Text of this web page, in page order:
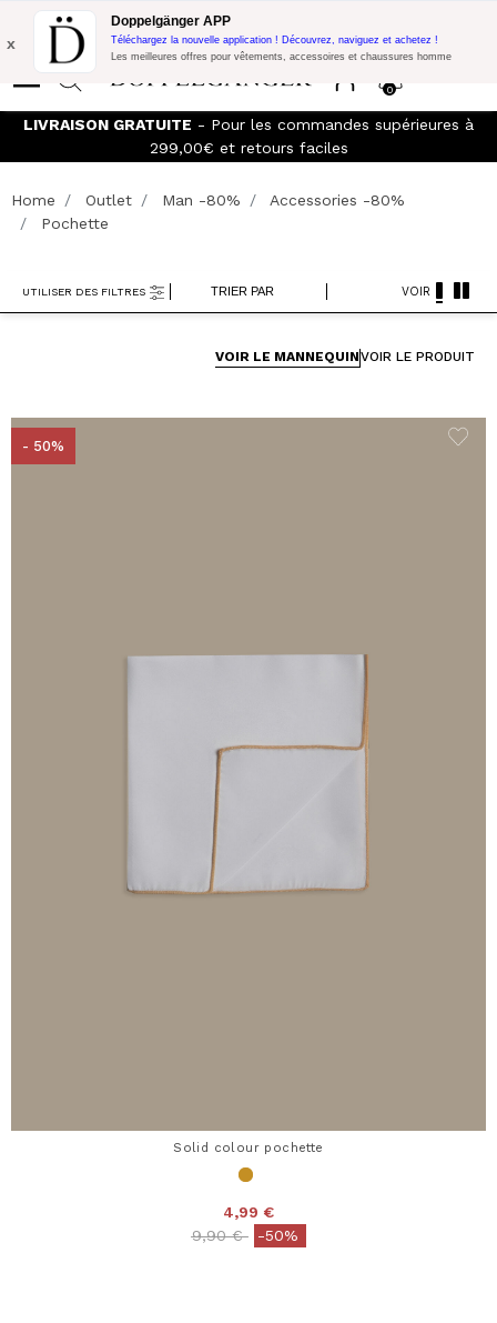
Promo Flash: 10% de réduction supplémentaire sur 300€ d'achat
avec le code:
0
x
Doppelgänger APP
Téléchargez la nouvelle application ! Découvrez, naviguez et achetez !
Les meilleures offres pour vêtements, accessoires et chaussures homme
LIVRAISON GRATUITE - Pour les commandes supérieures à
299,00€ et retours faciles
Home Outlet Man -80%
Accessories -80%
Pochette
TRIER PAR
UTILISER DES FILTRES VOIR
VOIR LE MANNEQUINVOIR LE PRODUIT
- 50%
Solid colour pochette
4,99 €
Price reduced from
9,90 €to-50%